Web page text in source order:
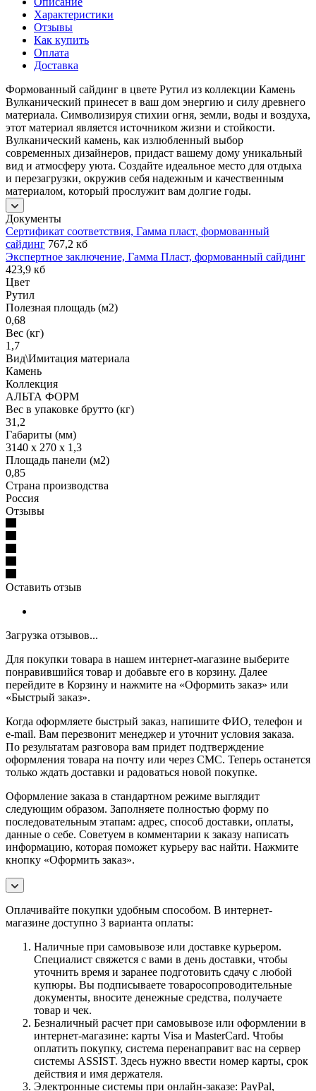
Характеристики
Отзывы
Как купить
Оплата
Доставка
Формованный сайдинг в цвете Рутил из коллекции Камень
Вулканический принесет в ваш дом энергию и силу древнего
материала. Символизируя стихии огня, земли, воды и воздуха,
этот материал является источником жизни и стойкости.
Вулканический камень, как излюбленный выбор
современных дизайнеров, придаст вашему дому уникальный
вид и атмосферу уюта. Создайте идеальное место для отдыха
и перезагрузки, окружив себя надежным и качественным
материалом, который прослужит вам долгие годы.
Документы
Сертификат соответствия, Гамма пласт, формованный
сайдинг 767,2 кб
Экспертное заключение, Гамма Пласт, формованный сайдинг
423,9 кб
Цвет
Рутил
Полезная площадь (м2)
0,68
Вес (кг)
1,7
Вид\Имитация материала
Камень
Коллекция
АЛЬТА ФОРМ
Вес в упаковке брутто (кг)
31,2
Габариты (мм)
3140 x 270 x 1,3
Площадь панели (м2)
0,85
Страна производства
Россия
Отзывы
Оставить отзыв
Загрузка отзывов...
Для покупки товара в нашем интернет-магазине выберите
понравившийся товар и добавьте его в корзину. Далее
перейдите в Корзину и нажмите на «Оформить заказ» или
«Быстрый заказ».
Когда оформляете быстрый заказ, напишите ФИО, телефон и
e-mail. Вам перезвонит менеджер и уточнит условия заказа.
По результатам разговора вам придет подтверждение
оформления товара на почту или через СМС. Теперь останется
только ждать доставки и радоваться новой покупке.
Оформление заказа в стандартном режиме выглядит
следующим образом. Заполняете полностью форму по
последовательным этапам: адрес, способ доставки, оплаты,
данные о себе. Советуем в комментарии к заказу написать
информацию, которая поможет курьеру вас найти. Нажмите
кнопку «Оформить заказ».
Оплачивайте покупки удобным способом. В интернет-
магазине доступно 3 варианта оплаты:
Наличные при самовывозе или доставке курьером.
Специалист свяжется с вами в день доставки, чтобы
уточнить время и заранее подготовить сдачу с любой
купюры. Вы подписываете товаросопроводительные
документы, вносите денежные средства, получаете
товар и чек.
Безналичный расчет при самовывозе или оформлении в
интернет-магазине: карты Visa и MasterCard. Чтобы
оплатить покупку, система перенаправит вас на сервер
системы ASSIST. Здесь нужно ввести номер карты, срок
действия и имя держателя.
Электронные системы при онлайн-заказе: PayPal,